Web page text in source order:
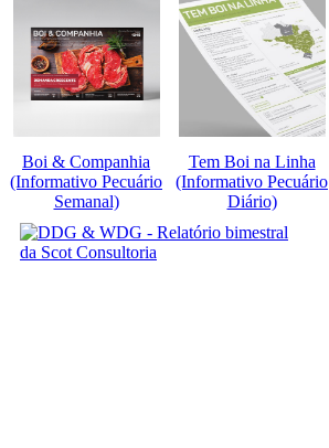
Boi & Companhia
(Informativo Pecuário
Semanal)
Tem Boi na Linha
(Informativo Pecuário
Diário)